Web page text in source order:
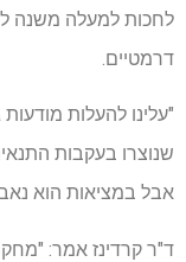
לחכות למעלה משנה
דרמטיים.
"עלינו להעלות
שנוצרו בעקבות
אבל במציאות הוא
ד"ר קרדינז אמר: